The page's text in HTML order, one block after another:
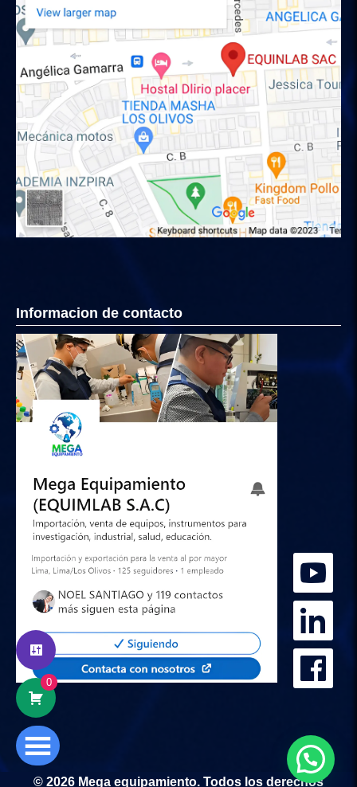
0
Informacion de contacto
© 2026 Mega equipamiento. Todos los derechos